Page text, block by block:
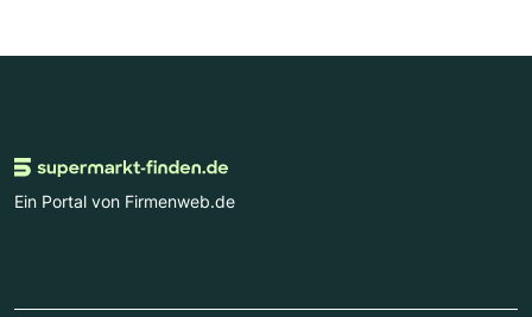
Ein Portal von Firmenweb.de